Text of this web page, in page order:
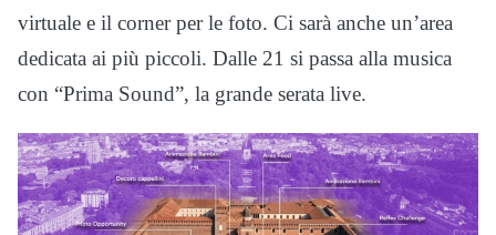
virtuale e il corner per le foto. Ci sarà anche un’area
dedicata ai più piccoli. Dalle 21 si passa alla musica
con “Prima Sound”, la grande serata live.